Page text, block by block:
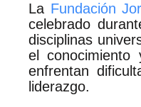
La Fundación
celebrado
disciplinas
el
enfrentan
liderazgo.